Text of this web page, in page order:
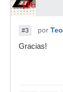
#3 por
Gracias!